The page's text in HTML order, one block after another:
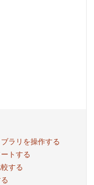
ラリを操作する
トする
する